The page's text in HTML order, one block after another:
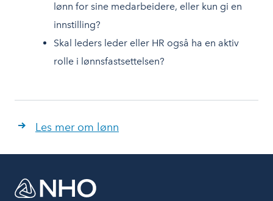
lønn for sine medarbeidere, eller kun gi en
innstilling?
Skal leders leder eller HR også ha en aktiv
rolle i lønnsfastsettelsen?
Les mer om lønn